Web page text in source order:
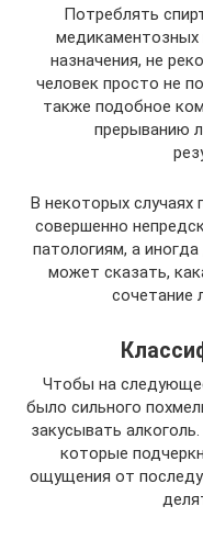
Потреблять
медикаментозных
назначения, не
человек просто не
также подобное
прерыванию
В некоторых случаях
совершенно
патологиям, а
может сказать,
сочетание
Чтобы на
было сильного
закусывать
которые
ощущения от